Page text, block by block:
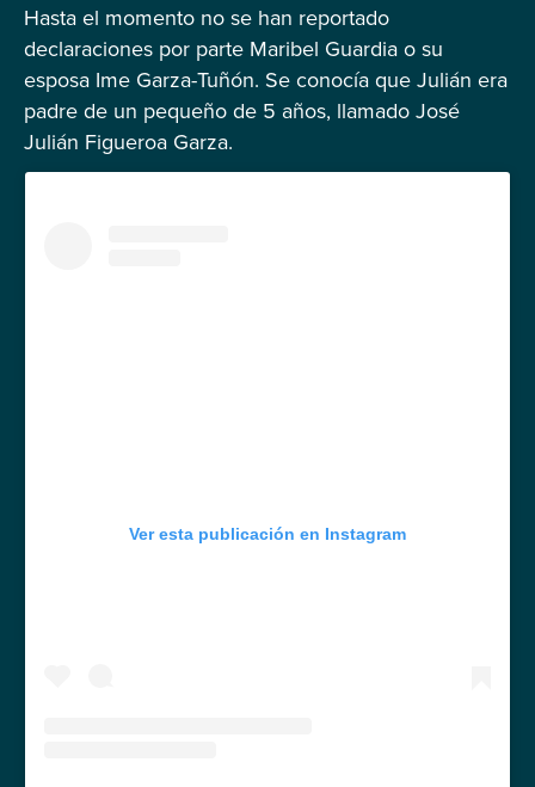
Hasta el momento no se han reportado
declaraciones por parte Maribel Guardia o su
esposa Ime Garza-Tuñón. Se conocía que Julián era
padre de un pequeño de 5 años, llamado José
Julián Figueroa Garza.
Ver esta publicación en Instagram